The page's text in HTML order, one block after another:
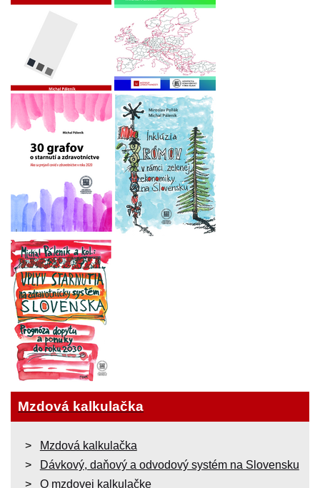
Mzdová kalkulačka
Mzdová kalkulačka
Dávkový, daňový a odvodový systém na Slovensku
O mzdovej kalkulačke